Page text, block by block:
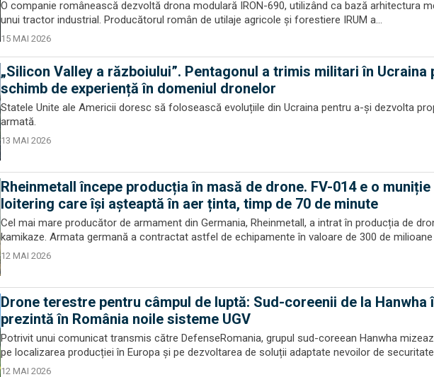
O companie românească dezvoltă drona modulară IRON-690, utilizând ca bază arhitectura
unui tractor industrial. Producătorul român de utilaje agricole și forestiere IRUM a...
15 MAI 2026
„Silicon Valley a războiului”. Pentagonul a trimis militari în Ucraina
schimb de experiență în domeniul dronelor
Statele Unite ale Americii doresc să folosească evoluțiile din Ucraina pentru a-și dezvolta
armată.
13 MAI 2026
Rheinmetall începe producția în masă de drone. FV-014 e o muniție
loitering care își așteaptă în aer ținta, timp de 70 de minute
Cel mai mare producător de armament din Germania, Rheinmetall, a intrat în producția de
kamikaze. Armata germană a contractat astfel de echipamente în valoare de 300 de milioane
12 MAI 2026
Drone terestre pentru câmpul de luptă: Sud-coreenii de la Hanwha
prezintă în România noile sisteme UGV
Potrivit unui comunicat transmis către DefenseRomania, grupul sud-coreean Hanwha
pe localizarea producției în Europa și pe dezvoltarea de soluții adaptate nevoilor de
12 MAI 2026